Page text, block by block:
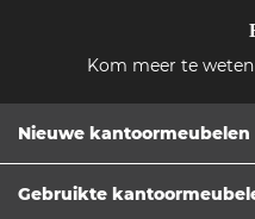
Kom meer te
Nieuwe kantoormeubelen
Gebruikte